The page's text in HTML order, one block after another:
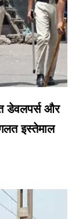
और
इस्तेमाल